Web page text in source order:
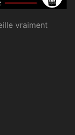
vraiment